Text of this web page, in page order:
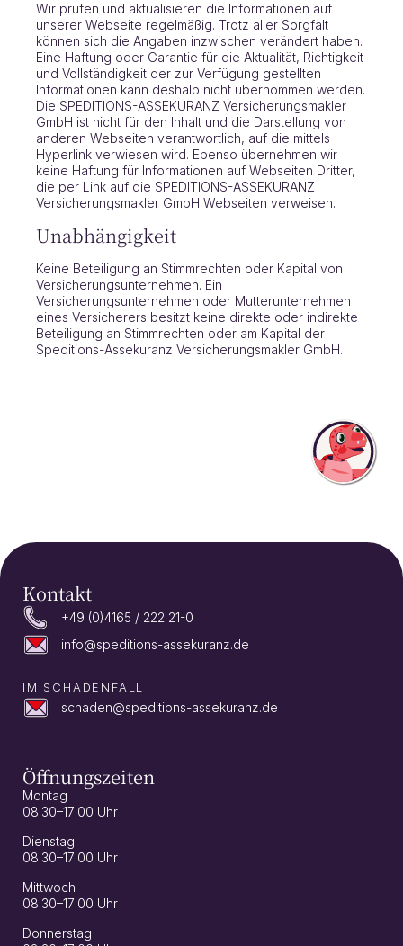
Wir prüfen und aktualisieren die Informationen auf
unserer Webseite regelmäßig. Trotz aller Sorgfalt
können sich die Angaben inzwischen verändert haben.
Eine Haftung oder Garantie für die Aktualität, Richtigkeit
und Vollständigkeit der zur Verfügung gestellten
Informationen kann deshalb nicht übernommen werden.
Die SPEDITIONS-ASSEKURANZ Versicherungsmakler
GmbH ist nicht für den Inhalt und die Darstellung von
anderen Webseiten verantwortlich, auf die mittels
Hyperlink verwiesen wird. Ebenso übernehmen wir
keine Haftung für Informationen auf Webseiten Dritter,
die per Link auf die SPEDITIONS-ASSEKURANZ
Versicherungsmakler GmbH Webseiten verweisen.
Unabhängigkeit
Keine Beteiligung an Stimmrechten oder Kapital von
Versicherungsunternehmen. Ein
Versicherungsunternehmen oder Mutterunternehmen
eines Versicherers besitzt keine direkte oder indirekte
Beteiligung an Stimmrechten oder am Kapital der
Speditions-Assekuranz Versicherungsmakler GmbH.
Kontakt
+49 (0)4165 / 222 21-0
info@speditions-assekuranz.de
IM SCHADENFALL
schaden@speditions-assekuranz.de
Öffnungszeiten
Montag
08:30–17:00 Uhr
Dienstag
08:30–17:00 Uhr
Mittwoch
08:30–17:00 Uhr
Donnerstag